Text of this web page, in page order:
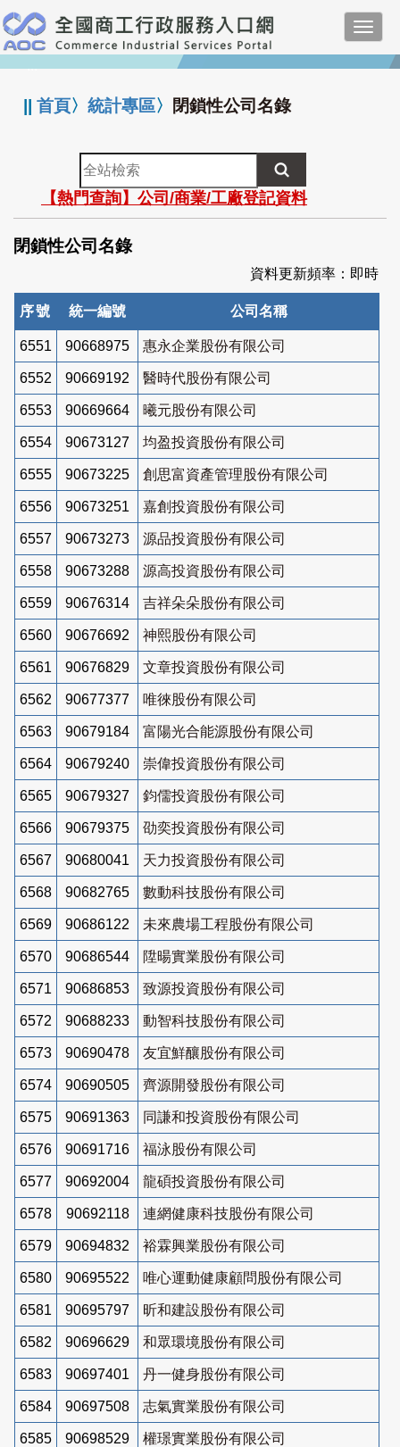
跳
到
主
要
:::
||首頁〉統計專區〉 閉鎖性公司名錄
全
站
檢
索
【熱門查詢】公司/商業/工廠登記資料
閉鎖性公司名錄
資料更新頻率：即時
序號 統一編號 公司名稱
6551 90668975 惠永企業股份有限公司
6552 90669192 醫時代股份有限公司
6553 90669664 曦元股份有限公司
6554 90673127 均盈投資股份有限公司
6555 90673225 創思富資產管理股份有限公司
6556 90673251 嘉創投資股份有限公司
6557 90673273 源品投資股份有限公司
6558 90673288 源高投資股份有限公司
6559 90676314 吉祥朵朵股份有限公司
6560 90676692 神熙股份有限公司
6561 90676829 文章投資股份有限公司
6562 90677377 唯徠股份有限公司
6563 90679184 富陽光合能源股份有限公司
6564 90679240 崇偉投資股份有限公司
6565 90679327 鈞儒投資股份有限公司
6566 90679375 劭奕投資股份有限公司
6567 90680041 天力投資股份有限公司
6568 90682765 數動科技股份有限公司
6569 90686122 未來農場工程股份有限公司
6570 90686544 陞暘實業股份有限公司
6571 90686853 致源投資股份有限公司
6572 90688233 動智科技股份有限公司
6573 90690478 友宜鮮釀股份有限公司
6574 90690505 齊源開發股份有限公司
6575 90691363 同謙和投資股份有限公司
6576 90691716 福泳股份有限公司
6577 90692004 龍碩投資股份有限公司
6578 90692118 連網健康科技股份有限公司
6579 90694832 裕霖興業股份有限公司
6580 90695522 唯心運動健康顧問股份有限公司
6581 90695797 昕和建設股份有限公司
6582 90696629 和眾環境股份有限公司
6583 90697401 丹一健身股份有限公司
6584 90697508 志氣實業股份有限公司
6585 90698529 權璟實業股份有限公司